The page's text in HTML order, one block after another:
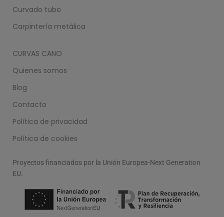
Curvado tubo
Carpintería metálica
CURVAS CANO
Quienes somos
Blog
Contacto
Política de privacidad
Política de cookies
Proyectos financiados por la Unión Europea-Next Generation
EU.